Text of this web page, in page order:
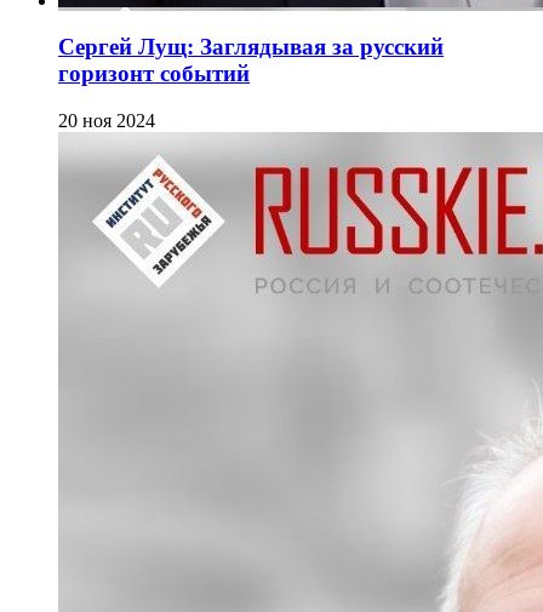
Сергей Лущ: Заглядывая за русский
горизонт событий
20 ноя 2024